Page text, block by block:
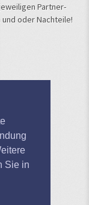
Sie in
Partner-
oder Nachteile!